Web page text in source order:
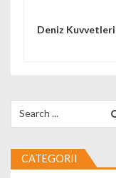
Deniz Kuvvetleri
CATEGORII